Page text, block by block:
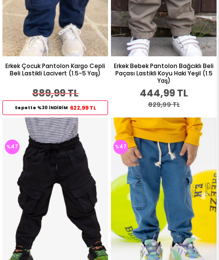
Erkek Çocuk Pantolon Kargo Cepli
Beli Lastikli Lacivert (1.5-5 Yaş)
889,99 TL
Sepette %30 İNDİRİM 622,99 TL
Erkek Bebek Pantolon Bağcıklı Beli
Paçası Lastikli Koyu Haki Yeşil (1.5
Yaş)
444,99 TL
829,99 TL
%47 %47